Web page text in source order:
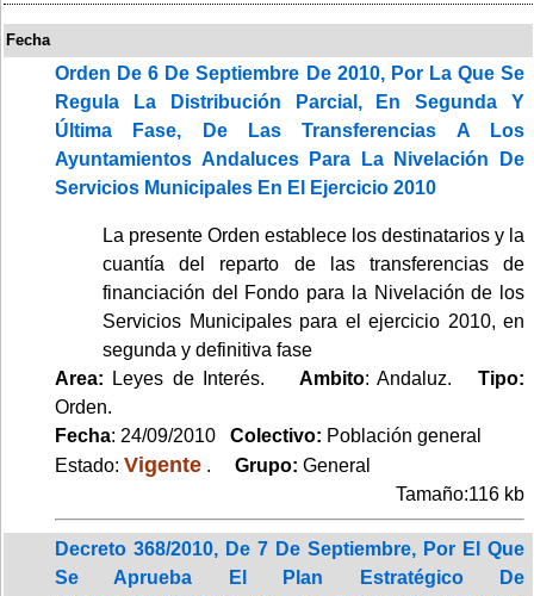
Fecha
Orden De 6 De Septiembre De 2010, Por La Que Se
Regula La Distribución Parcial, En Segunda Y
Última Fase, De Las Transferencias A Los
Ayuntamientos Andaluces Para La Nivelación De
Servicios Municipales En El Ejercicio 2010
La presente Orden establece los destinatarios y la
cuantía del reparto de las transferencias de
financiación del Fondo para la Nivelación de los
Servicios Municipales para el ejercicio 2010, en
segunda y definitiva fase
Area: Leyes de Interés. Ambito: Andaluz.Tipo:
Orden.
Fecha: 24/09/2010 Colectivo: Población general
Estado: Vigente . Grupo: General
Tamaño:116 kb
Decreto 368/2010, De 7 De Septiembre, Por El Que
Se Aprueba El Plan Estratégico De